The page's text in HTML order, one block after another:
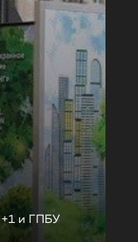
+1 и ГПБУ